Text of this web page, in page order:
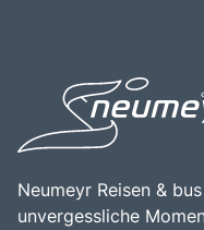
Neumeyr Reisen &
unvergessliche